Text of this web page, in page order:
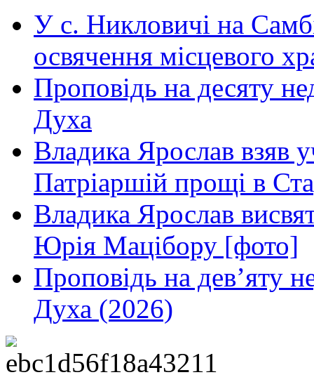
У с. Никловичі на
освячення місцевого
Проповідь на десяту
Духа
Владика Ярослав взяв
Патріаршій прощі в
Владика Ярослав
Юрія Мацібору [фото]
Проповідь на дев’яту
Духа (2026)